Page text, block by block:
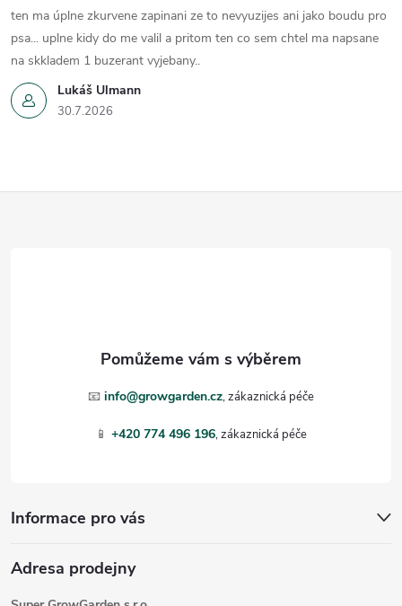
Lukáš Ulmann
30.7.2026
ten ma úplne zkurvene zapinani ze to nevyuzijes ani jako boudu pro
psa... uplne kidy do me valil a pritom ten co sem chtel ma napsane
na skkladem 1 buzerant vyjebany..
📧 info@growgarden.cz
📱 +420 774 496 196
Informace pro vás
Adresa prodejny